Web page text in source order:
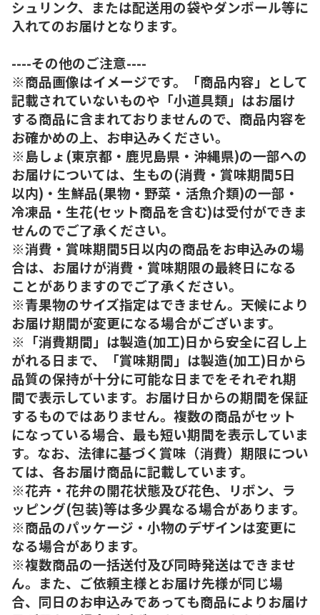
シュリンク、または配送用の袋やダンボール等に
入れてのお届けとなります。
----その他のご注意----
※商品画像はイメージです。「商品内容」として
記載されていないものや「小道具類」はお届け
する商品に含まれておりませんので、商品内容を
お確かめの上、お申込みください。
※島しょ(東京都・鹿児島県・沖縄県)の一部への
お届けについては、生もの(消費・賞味期間5日
以内)・生鮮品(果物・野菜・活魚介類)の一部・
冷凍品・生花(セット商品を含む)は受付ができま
せんのでご了承ください。
※消費・賞味期間5日以内の商品をお申込みの場
合は、お届けが消費・賞味期限の最終日になる
ことがありますのでご了承ください。
※青果物のサイズ指定はできません。天候により
お届け期間が変更になる場合がございます。
※「消費期間」は製造(加工)日から安全に召し上
がれる日まで、「賞味期間」は製造(加工)日から
品質の保持が十分に可能な日までをそれぞれ期
間で表示しています。お届け日からの期間を保証
するものではありません。複数の商品がセット
になっている場合、最も短い期間を表示していま
す。なお、法律に基づく賞味（消費）期限につい
ては、各お届け商品に記載しています。
※花卉・花弁の開花状態及び花色、リボン、ラ
ッピング(包装)等は多少異なる場合があります。
※商品のパッケージ・小物のデザインは変更に
なる場合があります。
※複数商品の一括送付及び同時発送はできませ
ん。また、ご依頼主様とお届け先様が同じ場
合、同日のお申込みであっても商品によりお届け